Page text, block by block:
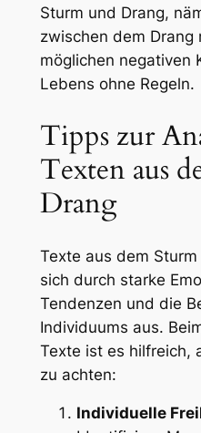
Sturm und Drang,
zwischen dem Drang
möglichen negativen
Lebens ohne Regeln.
Tipps zur
Texten aus
Drang
Texte aus dem
sich durch starke
Tendenzen und die
Individuums aus.
Texte ist es hilfreich,
zu achten:
Individuelle